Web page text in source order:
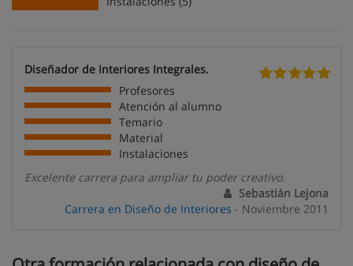
Diseñador de Interiores Integrales.
Profesores
Atención al alumno
Temario
Material
Instalaciones
Excelente carrera para ampliar tu poder creativo.
Sebastián Lejona
Carrera en Diseño de Interiores - Noviembre 2011